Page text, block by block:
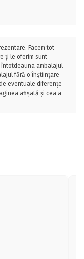
Facem tot
ți le oferim sunt
întotdeauna ambalajul
fără o înștiințare
eventuale diferențe
afișată și cea a